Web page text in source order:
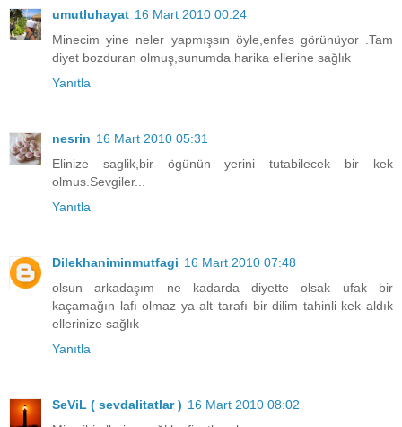
umutluhayat 16 Mart 2010 00:24
Minecim yine neler yapmışsın öyle,enfes görünüyor .Tam
diyet bozduran olmuş,sunumda harika ellerine sağlık
Yanıtla
nesrin 16 Mart 2010 05:31
Elinize saglik,bir ögünün yerini tutabilecek bir kek
olmus.Sevgiler...
Yanıtla
Dilekhaniminmutfagi 16 Mart 2010 07:48
olsun arkadaşım ne kadarda diyette olsak ufak bir
kaçamağın lafı olmaz ya alt tarafı bir dilim tahinli kek aldık
ellerinize sağlık
Yanıtla
SeViL ( sevdalitatlar ) 16 Mart 2010 08:02